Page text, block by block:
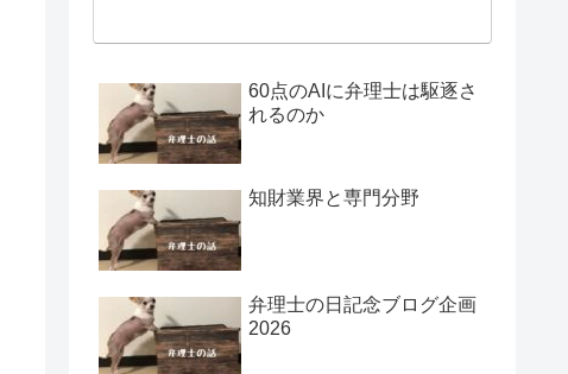
60点のAIに弁理士は駆逐さ
れるのか
知財業界と専門分野
弁理士の日記念ブログ企画
2026